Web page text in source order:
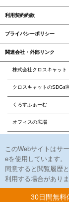
利用契約約款
プライバシーポリシー
関連会社・外部リンク
株式会社クロスキャット
クロスキャットのSDGs
くろすふぁーむ
オフィスの広場
株式会社クロスアクティブ
株式会社クロスリード
30日間無料
このWebサイトはサ
eを使用しています。
同意すると閲覧履歴
利用する場合がありま